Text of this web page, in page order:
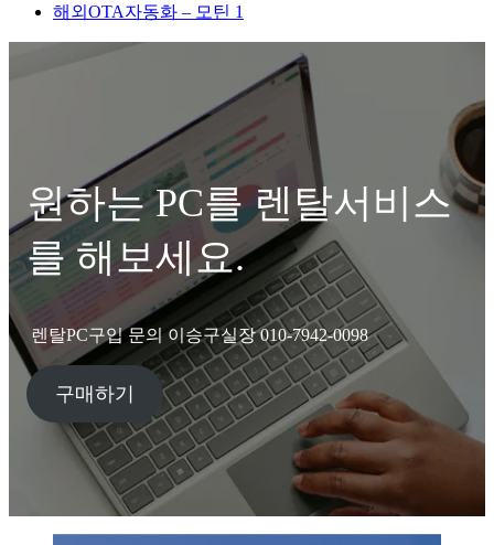
해외OTA자동화 – 모틴 1
원하는 PC를 렌탈서비스
를 해보세요.
렌탈PC구입 문의 이승구실장 010-7942-0098
구매하기